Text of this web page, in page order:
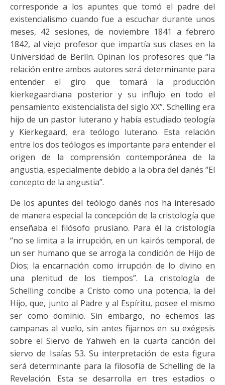
corresponde a los apuntes que tomó el padre del
existencialismo cuando fue a escuchar durante unos
meses, 42 sesiones, de noviembre 1841 a febrero
1842, al viejo profesor que impartía sus clases en la
Universidad de Berlín. Opinan los profesores que “la
relación entre ambos autores será determinante para
entender el giro que tomará la producción
kierkegaardiana posterior y su influjo en todo el
pensamiento existencialista del siglo XX”. Schelling era
hijo de un pastor luterano y había estudiado teología
y Kierkegaard, era teólogo luterano. Esta relación
entre los dos teólogos es importante para entender el
origen de la comprensión contemporánea de la
angustia, especialmente debido a la obra del danés “El
concepto de la angustia”.
De los apuntes del teólogo danés nos ha interesado
de manera especial la concepción de la cristología que
enseñaba el filósofo prusiano. Para él la cristología
“no se limita a la irrupción, en un kairós temporal, de
un ser humano que se arroga la condición de Hijo de
Dios; la encarnación como irrupción de lo divino en
una plenitud de los tiempos”. La cristología de
Schelling concibe a Cristo como una potencia, la del
Hijo, que, junto al Padre y al Espíritu, posee el mismo
ser como dominio. Sin embargo, no echemos las
campanas al vuelo, sin antes fijarnos en su exégesis
sobre el Siervo de Yahweh en la cuarta canción del
siervo de Isaías 53. Su interpretación de esta figura
será determinante para la filosofía de Schelling de la
Revelación. Esta se desarrolla en tres estadios o